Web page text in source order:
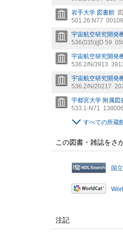
岩手大学 図書館 図
501.26:N77
宇宙航空研究開発
536(035)||D 59
宇宙航空研究開発
536.2/N/3913
宇宙航空研究開発
536.2/N/20217
宇都宮大学 附属図
533.1-N71
すべての所蔵
この図書・雑誌をさ
国
注記